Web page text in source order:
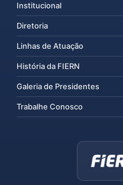
Institucional
Diretoria
Linhas de Atuação
História da FIERN
Galeria de Presidentes
Trabalhe Conosco